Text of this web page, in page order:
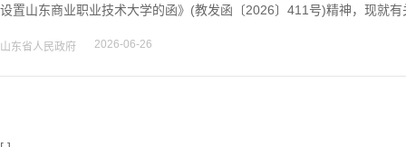
设置山东商业职业技术大学的函》(教发函〔2026〕411号)精神，现就
山东省人民政府 2026-06-26